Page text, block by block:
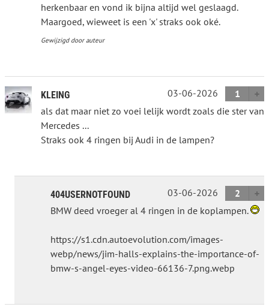
herkenbaar en vond ik bijna altijd wel geslaagd.
Maargoed, wieweet is een 'x' straks ook oké.
Gewijzigd door auteur
KLEING 03-06-2026
1
als dat maar niet zo voei lelijk wordt zoals die ster van
Mercedes ...
Straks ook 4 ringen bij Audi in de lampen?
404USERNOTFOUND 03-06-2026
2
BMW deed vroeger al 4 ringen in de koplampen.
https://s1.cdn.autoevolution.com/images-
webp/news/jim-halls-explains-the-importance-of-
bmw-s-angel-eyes-video-66136-7.png.webp